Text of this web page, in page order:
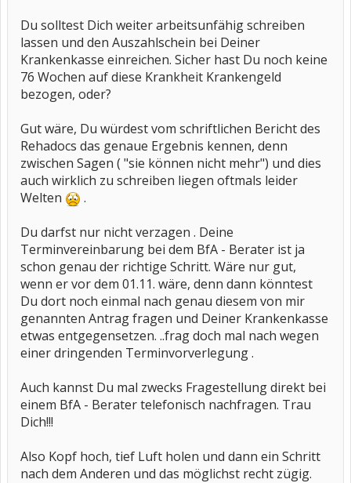
Du solltest Dich weiter arbeitsunfähig schreiben
lassen und den Auszahlschein bei Deiner
Krankenkasse einreichen. Sicher hast Du noch keine
76 Wochen auf diese Krankheit Krankengeld
bezogen, oder?
Gut wäre, Du würdest vom schriftlichen Bericht des
Rehadocs das genaue Ergebnis kennen, denn
zwischen Sagen ( "sie können nicht mehr") und dies
auch wirklich zu schreiben liegen oftmals leider
Welten
.
Du darfst nur nicht verzagen . Deine
Terminvereinbarung bei dem BfA - Berater ist ja
schon genau der richtige Schritt. Wäre nur gut,
wenn er vor dem 01.11. wäre, denn dann könntest
Du dort noch einmal nach genau diesem von mir
genannten Antrag fragen und Deiner Krankenkasse
etwas entgegensetzen. ..frag doch mal nach wegen
einer dringenden Terminvorverlegung .
Auch kannst Du mal zwecks Fragestellung direkt bei
einem BfA - Berater telefonisch nachfragen. Trau
Dich!!!
Also Kopf hoch, tief Luft holen und dann ein Schritt
nach dem Anderen und das möglichst recht zügig.